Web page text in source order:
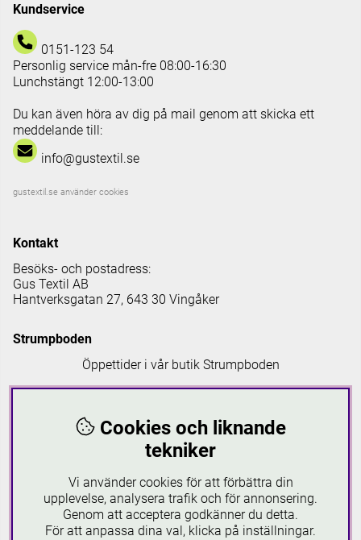
Kundservice
0151-123 54
Personlig service mån-fre 08:00-16:30
Lunchstängt 12:00-13:00
Du kan även höra av dig på mail genom att skicka ett
meddelande till:
info@gustextil.se
gustextil.se använder cookies
Kontakt
Besöks- och postadress:
Gus Textil AB
Hantverksgatan 27, 643 30 Vingåker
Strumpboden
Öppettider i vår butik Strumpboden
Onsdag: 08 - 16.30
Torsdag: 08 - 18
Fredag: 08-16.30
Söndagar: 12-16
Läs mer om Strumpboden
Cookies och liknande
tekniker
Vi använder cookies för att förbättra din
upplevelse, analysera trafik och för annonsering.
Genom att acceptera godkänner du detta.
För att anpassa dina val, klicka på inställningar.